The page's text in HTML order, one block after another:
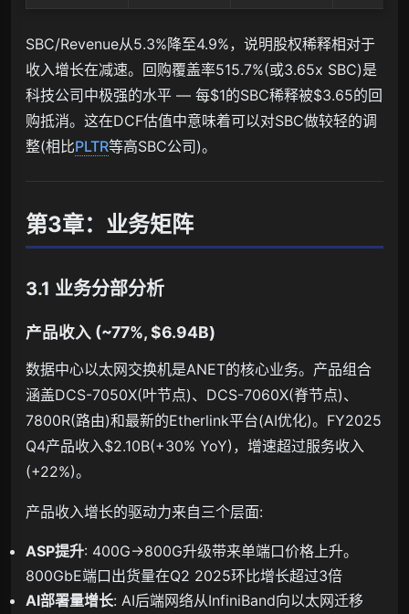
SBC/Revenue从5.3%降至4.9%，说明股权稀释相对于
收入增长在减速。回购覆盖率515.7%(或3.65x SBC)是
科技公司中极强的水平 — 每$1的SBC稀释被$3.65的回
购抵消。这在DCF估值中意味着可以对SBC做较轻的调
整(相比PLTR等高SBC公司)。
第3章：业务矩阵
3.1 业务分部分析
产品收入 (~77%, $6.94B)
数据中心以太网交换机是ANET的核心业务。产品组合
涵盖DCS-7050X(叶节点)、DCS-7060X(脊节点)、
7800R(路由)和最新的Etherlink平台(AI优化)。FY2025
Q4产品收入$2.10B(+30% YoY)，增速超过服务收入
(+22%)。
产品收入增长的驱动力来自三个层面:
ASP提升: 400G→800G升级带来单端口价格上升。
800GbE端口出货量在Q2 2025环比增长超过3倍
AI部署量增长: AI后端网络从InfiniBand向以太网迁移